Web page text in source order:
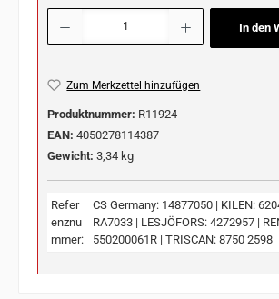
Produkt Anzahl: Gib den gewünschten Wert ein
In den
Zum Merkzettel hinzufügen
Produktnummer: R11924
EAN: 4050278114387
Gewicht: 3,34 kg
Refer
enznu
mmer:
CS Germany: 14877050 | KILEN:
RA7033 | LESJÖFORS: 4272957 |
550200061R | TRISCAN: 8750 2598